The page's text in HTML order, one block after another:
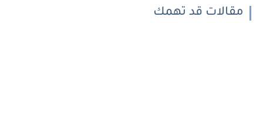
مقالات قد تهمك